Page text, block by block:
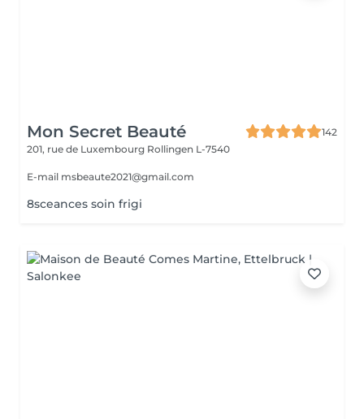
Mon Secret Beauté
142
201, rue de Luxembourg Rollingen L-7540
E-mail msbeaute2021@gmail.com
8sceances soin frigi